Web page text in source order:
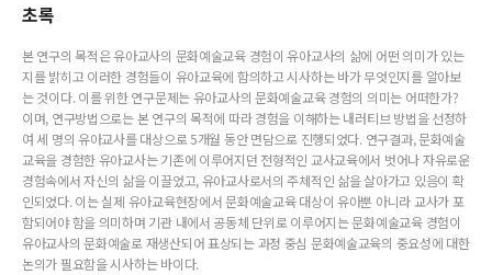
초록
본 연구의 목적은 유아교사의 문화예술교육 경험이 유아교사의 삶에 어떤 의미가 있는
지를 밝히고 이러한 경험들이 유아교육에 함의하고 시사하는 바가 무엇인지를 알아보
는 것이다. 이를 위한 연구문제는 유아교사의 문화예술교육 경험의 의미는 어떠한가?
이며, 연구방법으로는 본 연구의 목적에 따라 경험을 이해하는 내러티브 방법을 선정하
여 세 명의 유아교사를 대상으로 5개월 동안 면담으로 진행되었다. 연구결과, 문화예술
교육을 경험한 유아교사는 기존에 이루어지던 전형적인 교사교육에서 벗어나 자유로운
경험속에서 자신의 삶을 이끌었고, 유아교사로서의 주체적인 삶을 살아가고 있음이 확
인되었다. 이는 실제 유아교육현장에서 문화예술교육 대상이 유아뿐 아니라 교사가 포
함되어야 함을 의미하며 기관 내에서 공동체 단위로 이루어지는 문화예술교육 경험이
유아교사의 문화예술로 재생산되어 표상되는 과정 중심 문화예술교육의 중요성에 대한
논의가 필요함을 시사하는 바이다.